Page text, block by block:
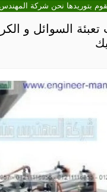
بتوريدها نحن شركة
تعبئة السوائل و